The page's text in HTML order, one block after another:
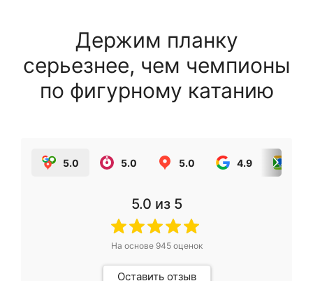
Держим планку
серьезнее, чем чемпионы
по фигурному катанию
5.0 5.0 5.0 4.9
5.0 из 5
На основе 945оценок
Оставить отзыв